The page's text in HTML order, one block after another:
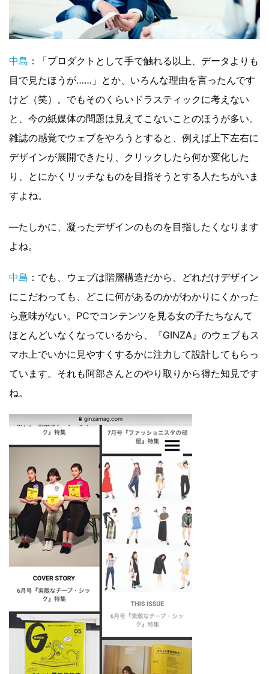
中島 ：「プロダクトとして手で触れる以上、データよりも
目で見たほうが……」とか、いろんな理由を言ったんです
けど（笑）。でもそのくらいドラスティックに考えない
と、今の紙媒体の問題は見えてこないことのほうが多い。
雑誌の感覚でウェブをやろうとすると、例えば上下左右に
デザインが展開できたり、クリックしたら何か変化した
り、とにかくリッチなものを目指そうとする人たちがいま
すよね。
―たしかに、凝ったデザインのものを目指したくなります
よね。
中島 ：でも、ウェブは階層構造だから、どれだけデザイン
にこだわっても、どこに何があるのかがわかりにくかった
ら意味がない。PCでコンテンツを見る女の子たちなんて
ほとんどいなくなっているから、『GINZA』のウェブもス
マホ上でいかに見やすくするかに注力して設計してもらっ
ています。それも阿部さんとのやり取りから得た知見です
ね。